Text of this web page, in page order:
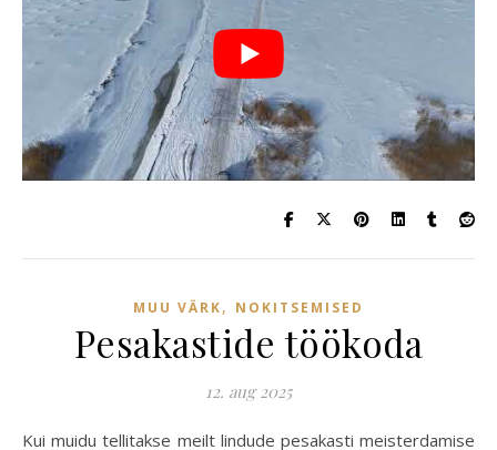
MUU VÄRK, NOKITSEMISED
Pesakastide töökoda
12. aug 2025
Kui muidu tellitakse meilt lindude pesakasti meisterdamise